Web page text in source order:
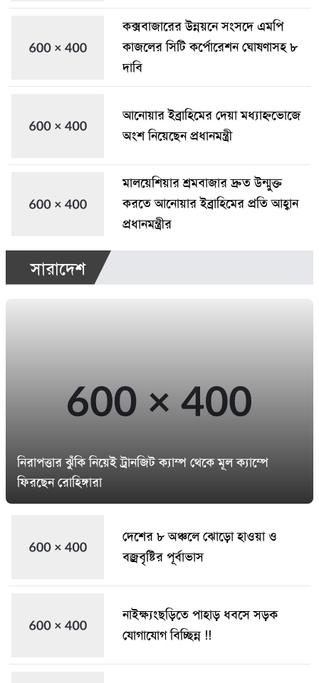
কক্সবাজারের উন্নয়নে সংসদে এমপি
কাজলের সিটি কর্পোরেশন ঘোষণাসহ ৮
দাবি
আনোয়ার ইব্রাহিমের দেয়া মধ্যাহ্নভোজে
অংশ নিয়েছেন প্রধানমন্ত্রী
মালয়েশিয়ার শ্রমবাজার দ্রুত উন্মুক্ত
করতে আনোয়ার ইব্রাহিমের প্রতি আহ্বান
প্রধানমন্ত্রীর
সারাদেশ
নিরাপত্তার ঝুঁকি নিয়েই ট্রানজিট ক্যাম্প থেকে মূল ক্যাম্পে
ফিরছেন রোহিঙ্গারা
দেশের ৮ অঞ্চলে ঝোড়ো হাওয়া ও
বজ্রবৃষ্টির পূর্বাভাস
নাইক্ষ্যংছড়িতে পাহাড় ধবসে সড়ক
যোগাযোগ বিচ্ছিন্ন !!